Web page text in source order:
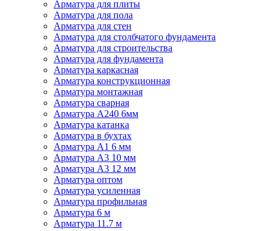
Арматура для плиты
Арматура для пола
Арматура для стен
Арматура для столбчатого фундамента
Арматура для строительства
Арматура для фундамента
Арматура каркасная
Арматура конструкционная
Арматура монтажная
Арматура сварная
Арматура А240 6мм
Арматура катанка
Арматура в бухтах
Арматура А1 6 мм
Арматура А3 10 мм
Арматура А3 12 мм
Арматура оптом
Арматура усиленная
Арматура профильная
Арматура 6 м
Арматура 11.7 м